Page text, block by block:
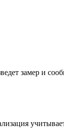
замер и